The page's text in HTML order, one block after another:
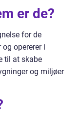
er de?
for de
opererer i
til at skabe
og miljøer